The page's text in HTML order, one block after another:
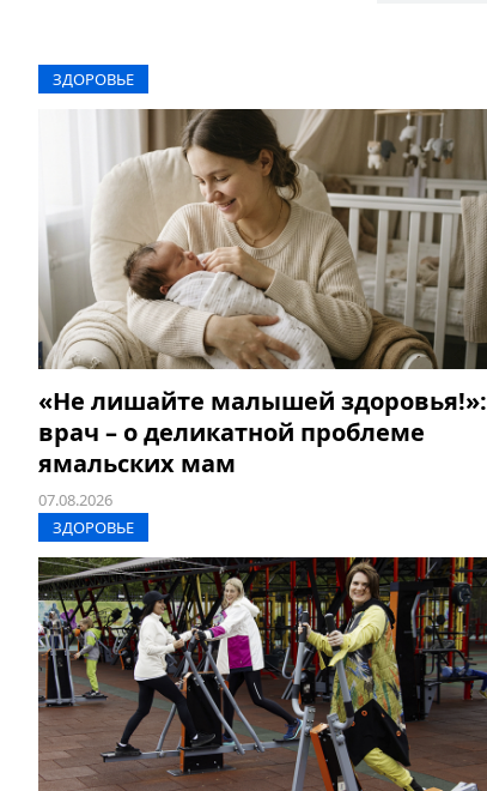
ЗДОРОВЬЕ
«Не лишайте малышей здоровья!»:
врач – о деликатной проблеме
ямальских мам
07.08.2026
ЗДОРОВЬЕ